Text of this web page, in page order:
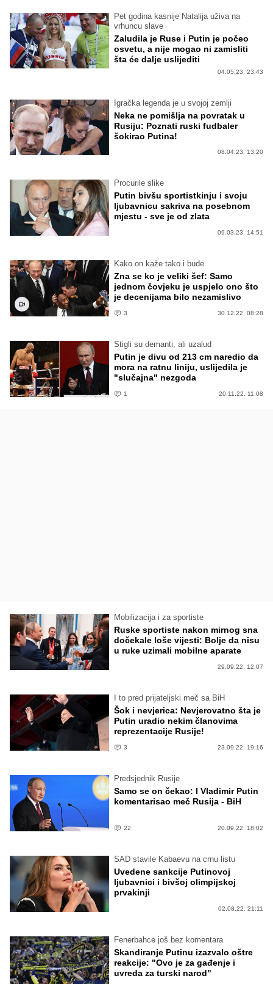
Pet godina kasnije Natalija uživa na
vrhuncu slave
Zaludila je Ruse i Putin je počeo
osvetu, a nije mogao ni zamisliti
šta će dalje uslijediti
04.05.23. 23:43
Igračka legenda je u svojoj zemlji
Neka ne pomišlja na povratak u
Rusiju: Poznati ruski fudbaler
šokirao Putina!
08.04.23. 13:20
Procurile slike
Putin bivšu sportistkinju i svoju
ljubavnicu sakriva na posebnom
mjestu - sve je od zlata
09.03.23. 14:51
Kako on kaže tako i bude
Zna se ko je veliki šef: Samo
jednom čovjeku je uspjelo ono što
je decenijama bilo nezamislivo
3 30.12.22. 08:28
Stigli su demanti, ali uzalud
Putin je divu od 213 cm naredio da
mora na ratnu liniju, uslijedila je
"slučajna" nezgoda
1 20.11.22. 11:08
Mobilizacija i za sportiste
Ruske sportiste nakon mirnog sna
dočekale loše vijesti: Bolje da nisu
u ruke uzimali mobilne aparate
29.09.22. 12:07
I to pred prijateljski meč sa BiH
Šok i nevjerica: Nevjerovatno šta je
Putin uradio nekim članovima
reprezentacije Rusije!
3 23.09.22. 19:16
Predsjednik Rusije
Samo se on čekao: I Vladimir Putin
komentarisao meč Rusija - BiH
22 20.09.22. 18:02
SAD stavile Kabaevu na crnu listu
Uvedene sankcije Putinovoj
ljubavnici i bivšoj olimpijskoj
prvakinji
02.08.22. 21:11
Fenerbahce još bez komentara
Skandiranje Putinu izazvalo oštre
reakcije: "Ovo je za gađenje i
uvreda za turski narod"